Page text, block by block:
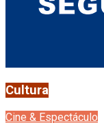
Cultura
Cine & Espectáculo